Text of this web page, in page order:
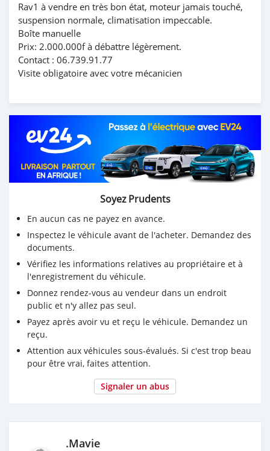
Rav1 à vendre en très bon état, moteur jamais touché,
suspension normale, climatisation impeccable.
Boîte manuelle
Prix: 2.000.000f à débattre légèrement.
Contact : 06.739.91.77
Visite obligatoire avec votre mécanicien
Soyez Prudents
En aucun cas ne payez en avance.
Inspectez le véhicule avant de l'acheter. Demandez des
documents.
Vérifiez les informations relatives au propriétaire et à
l'enregistrement du véhicule.
Donnez rendez-vous au vendeur dans un endroit
public et n'y allez pas seul.
Payez après avoir vu et reçu le véhicule. Demandez un
reçu.
Attention aux véhicules sous-évalués. Si c'est trop beau
pour être vrai, faites attention.
Signaler un abus
.Mavie